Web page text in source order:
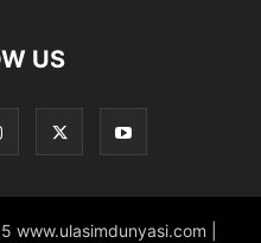
US
www.ulasimdunyasi.com |